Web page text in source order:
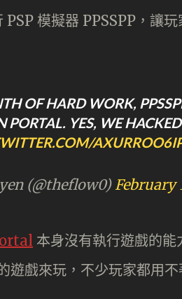
模擬器 PPSSPP，讓玩
OF HARD WORK,
PORTAL. YES, WE
(@theflow0) February
本身沒有執行遊戲的能
戲來玩，不少玩家都用不